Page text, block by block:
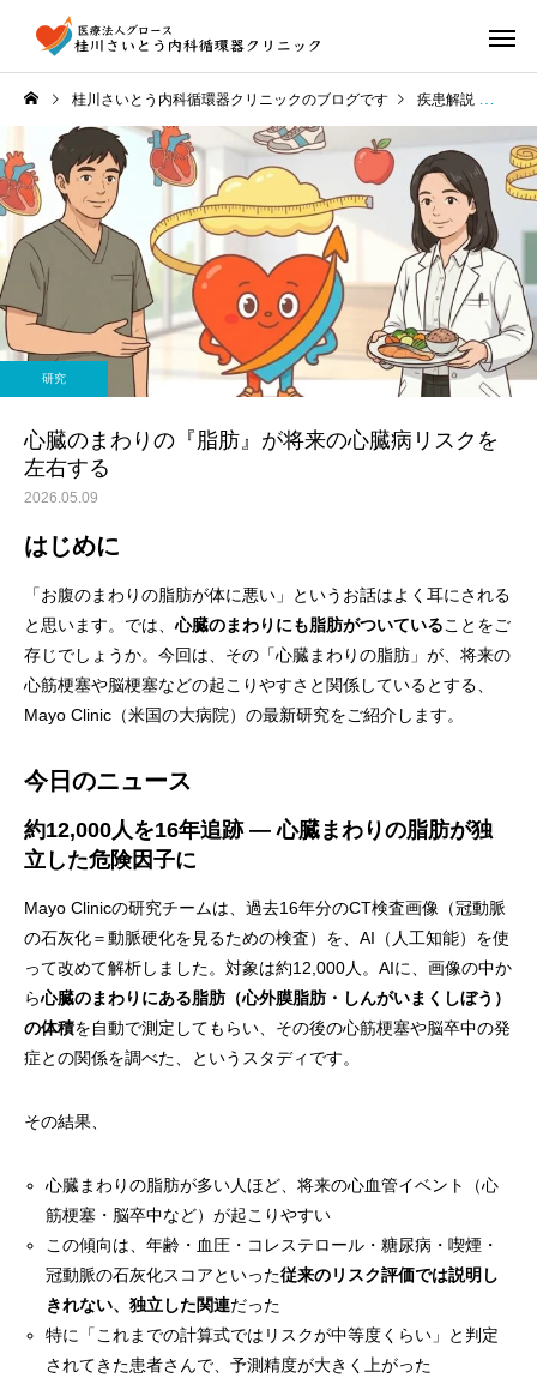
桂川さいとう内科循環器クリニックのブログです 疾患解説
研究
心臓のまわりの『脂肪』が将来の心臓病リスクを
左右する
2026.05.09
はじめに
「お腹のまわりの脂肪が体に悪い」というお話はよく耳にされる
と思います。では、 心臓のまわりにも脂肪がついていることをご
存じでしょうか。今回は、その「心臓まわりの脂肪」が、将来の
心筋梗塞や脳梗塞などの起こりやすさと関係しているとする、
Mayo Clinic（米国の大病院）の最新研究をご紹介します。
今日のニュース
約12,000人を16年追跡 ― 心臓まわりの脂肪が独
立した危険因子に
Mayo Clinicの研究チームは、過去16年分のCT検査画像（冠動脈
の石灰化＝動脈硬化を見るための検査）を、AI（人工知能）を使
って改めて解析しました。対象は約12,000人。AIに、画像の中か
ら心臓のまわりにある脂肪（心外膜脂肪・しんがいまくしぼう）
の体積を自動で測定してもらい、その後の心筋梗塞や脳卒中の発
症との関係を調べた、というスタディです。
その結果、
心臓まわりの脂肪が多い人ほど、将来の心血管イベント（心
筋梗塞・脳卒中など）が起こりやすい
この傾向は、年齢・血圧・コレステロール・糖尿病・喫煙・
冠動脈の石灰化スコアといった従来のリスク評価では説明し
きれない、独立した関連だった
特に「これまでの計算式ではリスクが中等度くらい」と判定
されてきた患者さんで、予測精度が大きく上がった